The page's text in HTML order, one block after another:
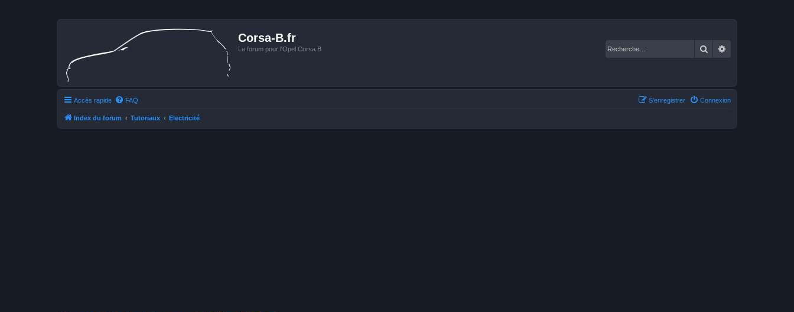
Corsa-B.fr
Le forum pour l'Opel Corsa B Rechercher
Accès rapide FAQ Connexion
S’enregistrer
Index du forum Tutoriaux Electricité